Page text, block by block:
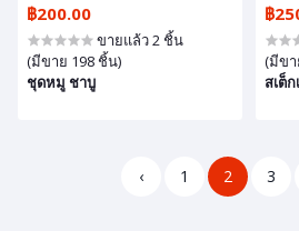
฿200.00
ขายแล้ว 2 ชิ้น
(มีขาย 198 ชิ้น)
ชุดหมู ชาบู
฿
(มีขา
สเต็
‹ 1 2 3